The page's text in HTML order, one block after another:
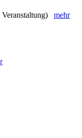
Veranstaltung) mehr